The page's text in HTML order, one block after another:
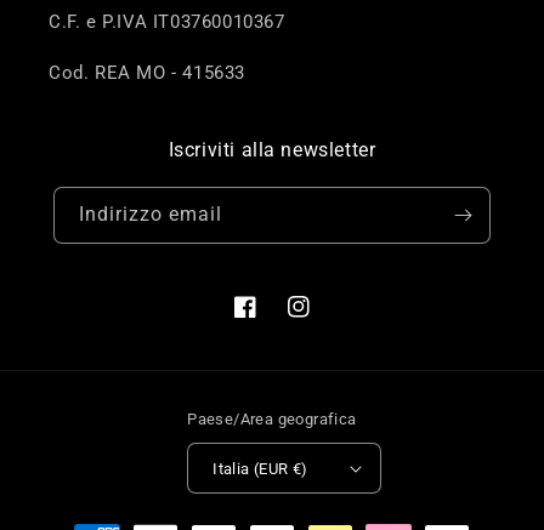
C.F. e P.IVA IT03760010367
Cod. REA MO - 415633
Iscriviti alla newsletter
Indirizzo email
FacebookInstagram
Paese/Area geografica
Italia (EUR €)